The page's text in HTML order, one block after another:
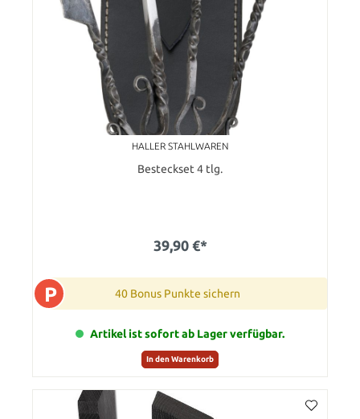
HALLER STAHLWAREN
Besteckset 4 tlg.
39,90 €*
P 40 Bonus Punkte sichern
Artikel ist sofort ab Lager verfügbar.
In den Warenkorb